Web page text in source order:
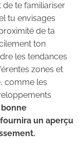
ca
ar
tic
nta
de te familiariser
tu envisages
de ta
ton
les tendances
zones et
comme les
un aperçu